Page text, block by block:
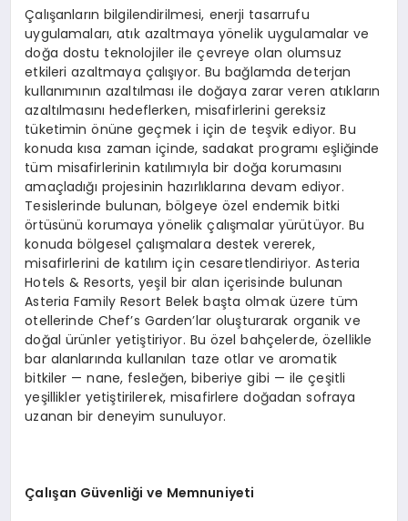
Çalışanların bilgilendirilmesi, enerji tasarrufu
uygulamaları, atık azaltmaya yönelik uygulamalar ve
doğa dostu teknolojiler ile çevreye olan olumsuz
etkileri azaltmaya çalışıyor. Bu bağlamda deterjan
kullanımının azaltılması ile doğaya zarar veren atıkların
azaltılmasını hedeflerken, misafirlerini gereksiz
tüketimin önüne geçmek i için de teşvik ediyor. Bu
konuda kısa zaman içinde, sadakat programı eşliğinde
tüm misafirlerinin katılımıyla bir doğa korumasını
amaçladığı projesinin hazırlıklarına devam ediyor.
Tesislerinde bulunan, bölgeye özel endemik bitki
örtüsünü korumaya yönelik çalışmalar yürütüyor. Bu
konuda bölgesel çalışmalara destek vererek,
misafirlerini de katılım için cesaretlendiriyor. Asteria
Hotels & Resorts, yeşil bir alan içerisinde bulunan
Asteria Family Resort Belek başta olmak üzere tüm
otellerinde Chef’s Garden’lar oluşturarak organik ve
doğal ürünler yetiştiriyor. Bu özel bahçelerde, özellikle
bar alanlarında kullanılan taze otlar ve aromatik
bitkiler — nane, fesleğen, biberiye gibi — ile çeşitli
yeşillikler yetiştirilerek, misafirlere doğadan sofraya
uzanan bir deneyim sunuluyor.
Çalışan Güvenliği ve Memnuniyeti